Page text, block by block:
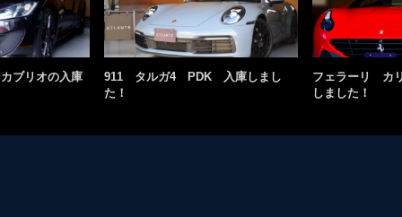
ブリオの入庫
911 タルガ4 PDK 入庫しまし
た！
フェラーリ カ
しました！